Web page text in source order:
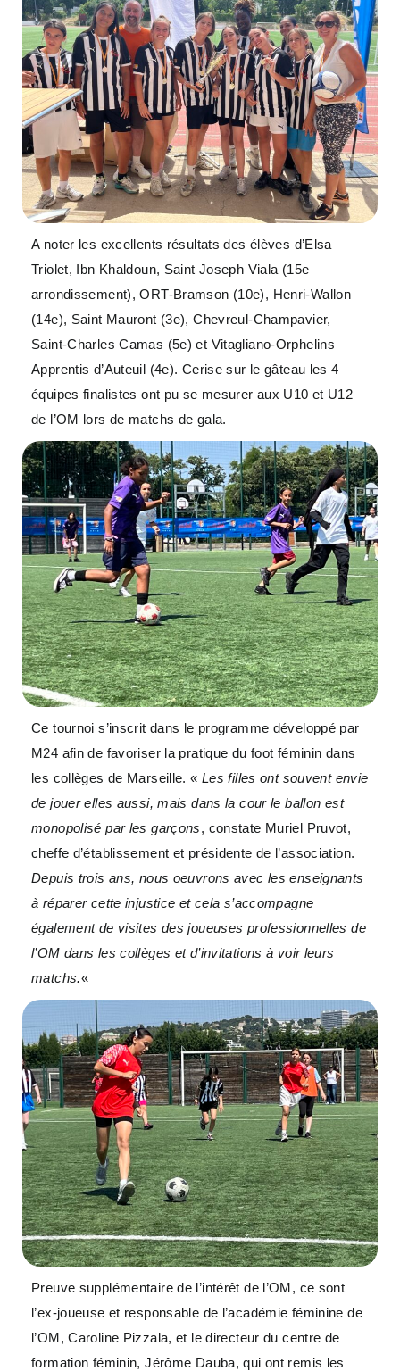
A noter les excellents résultats des élèves d’Elsa
Triolet, Ibn Khaldoun, Saint Joseph Viala (15e
arrondissement), ORT-Bramson (10e), Henri-Wallon
(14e), Saint Mauront (3e), Chevreul-Champavier,
Saint-Charles Camas (5e) et Vitagliano-Orphelins
Apprentis d’Auteuil (4e). Cerise sur le gâteau les 4
équipes finalistes ont pu se mesurer aux U10 et U12
de l’OM lors de matchs de gala.
Ce tournoi s’inscrit dans le programme développé par
M24 afin de favoriser la pratique du foot féminin dans
les collèges de Marseille. « Les filles ont souvent envie
de jouer elles aussi, mais dans la cour le ballon est
monopolisé par les garçons, constate Muriel Pruvot,
cheffe d’établissement et présidente de l’association.
Depuis trois ans, nous oeuvrons avec les enseignants
à réparer cette injustice et cela s’accompagne
également de visites des joueuses professionnelles de
l’OM dans les collèges et d’invitations à voir leurs
matchs.«
Preuve supplémentaire de l’intérêt de l’OM, ce sont
l’ex-joueuse et responsable de l’académie féminine de
l’OM, Caroline Pizzala, et le directeur du centre de
formation féminin, Jérôme Dauba, qui ont remis les